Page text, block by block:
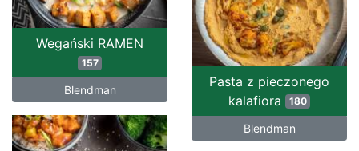
Wegański RAMEN
157
Blendman
Pasta z pieczonego
kalafiora
180
Blendman